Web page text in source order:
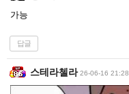
가능
답글
스테라첼라 26-06-16 21:28